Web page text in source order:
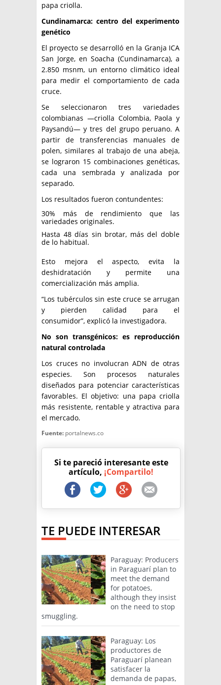
papa criolla.
Cundinamarca: centro del experimento
genético
El proyecto se desarrolló en la Granja ICA
San Jorge, en Soacha (Cundinamarca), a
2.850 msnm, un entorno climático ideal
para medir el comportamiento de cada
cruce.
Se seleccionaron tres variedades
colombianas —criolla Colombia, Paola y
Paysandú— y tres del grupo peruano. A
partir de transferencias manuales de
polen, similares al trabajo de una abeja,
se lograron 15 combinaciones genéticas,
cada una sembrada y analizada por
separado.
Los resultados fueron contundentes:
30% más de rendimiento que las
variedades originales.
Hasta 48 días sin brotar, más del doble
de lo habitual.
Esto mejora el aspecto, evita la
deshidratación y permite una
comercialización más amplia.
“Los tubérculos sin este cruce se arrugan
y pierden calidad para el
consumidor”, explicó la investigadora.
No son transgénicos: es reproducción
natural controlada
Los cruces no involucran ADN de otras
especies. Son procesos naturales
diseñados para potenciar características
favorables. El objetivo: una papa criolla
más resistente, rentable y atractiva para
el mercado.
Fuente: portalnews.co
Si te pareció interesante este
artículo, ¡Compartilo!
TE PUEDE INTERESAR
Paraguay: Producers
in Paraguarí plan to
meet the demand
for potatoes,
although they insist
on the need to stop
smuggling.
Paraguay: Los
productores de
Paraguarí planean
satisfacer la
demanda de papas,